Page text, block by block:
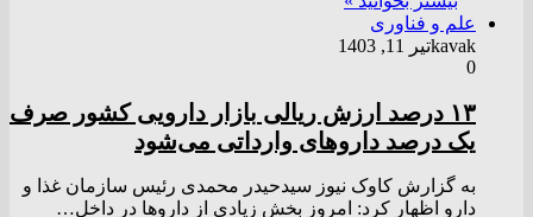
علم و فناوری
kavakتیر 11, 1403
0
۱۳ درصد ارزش ریالی بازار دارویی کشور صرف
یک درصد دارو‌های وارداتی می‌شود
به گزارش کاوک نیوز سیدحیدر محمدی رئیس سازمان غذا و
دارو اظهار کرد: امروز بخش زیادی از دارو‌ها در داخل…